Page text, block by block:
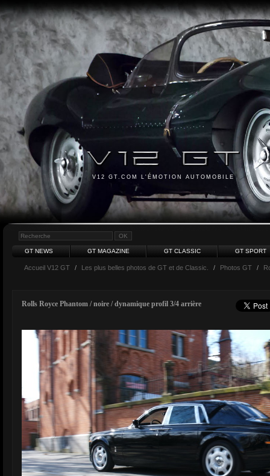
V12 GT.COM L'ÉMOTION AUTOMOBILE
GT NEWS GT MAGAZINE GT CLASSIC GT SPORT
Accueil V12 GT / Les plus belles photos de GT et de Classic. / Photos GT /
Rolls Royce Phantom / noire / dynamique profil 3/4 arrière